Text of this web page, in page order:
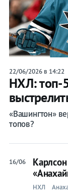
22/06/2026 в 14:22
НХЛ: топ-
«Вашингтон»
топов?
16/06
НХЛ